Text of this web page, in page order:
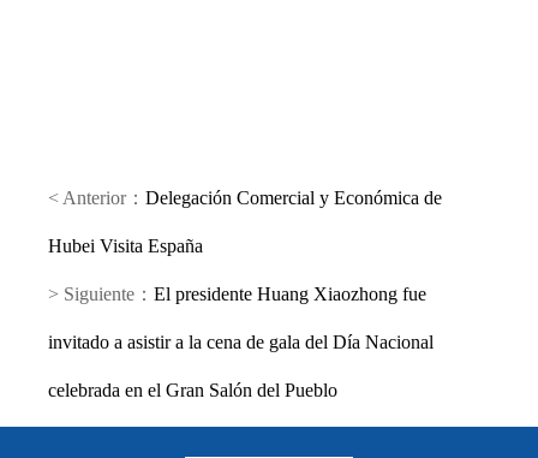
< Anterior： Delegación Comercial y Económica de
Hubei Visita España
> Siguiente： El presidente Huang Xiaozhong fue
invitado a asistir a la cena de gala del Día Nacional
celebrada en el Gran Salón del Pueblo